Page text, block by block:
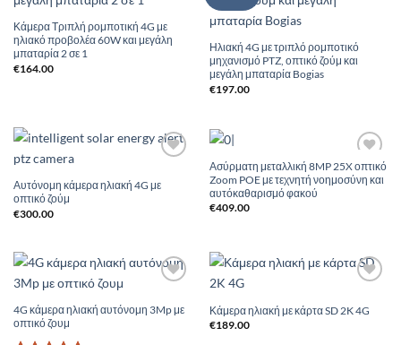
Κάμερα Τριπλή ρομποτική 4G με
ηλιακό προβολέα 60W και μεγάλη
μπαταρία 2 σε 1
€164.00
Ηλιακή 4G με τριπλό ρομποτικό
μηχανισμό PTZ, οπτικό ζούμ και
μεγάλη μπαταρία Bogias
€197.00
Αυτόνομη κάμερα ηλιακή 4G με
οπτικό ζούμ
€300.00
Add to
Wishlist
Ασύρματη μεταλλική 8MP 25X οπτικό
Zoom POE με τεχνητή νοημοσύνη και
αυτόκαθαρισμό φακού
€409.00
Wishlist
4G κάμερα ηλιακή αυτόνομη 3Mp με
οπτικό ζουμ
Κάμερα ηλιακή με κάρτα SD 2K 4G
€189.00